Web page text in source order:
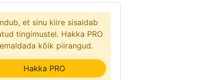
et sinu kiire sisaldab
tingimustel. Hakka PRO
kõik piirangud.
Hakka PRO